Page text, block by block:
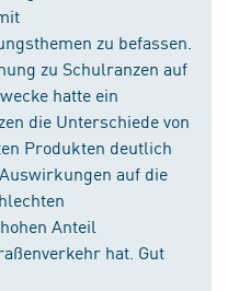
zu befassen.
zu Schulranzen auf
hatte ein
die Unterschiede von
Produkten deutlich
auf die
Anteil
hat. Gut